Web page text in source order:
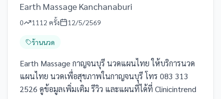
Earth Massage Kanchanaburi
0 1112 ครั้ง 12/5/2569
ร้านนวด
Earth Massage กาญจนบุรี นวดแผนไทย ให้บริการนวด
แผนไทย นวดเพื่อสุขภาพในกาญจนบุรี โทร 083 313
2526 ดูข้อมูลเพิ่มเติม รีวิว และแผนที่ได้ที่ Clinicintrend